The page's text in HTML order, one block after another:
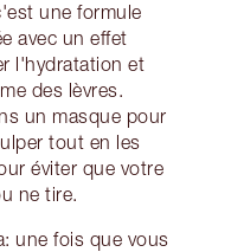
une formule
avec un effet
l'hydratation et
des lèvres.
un masque pour
tout en les
éviter que votre
ne tire.
une fois que vous